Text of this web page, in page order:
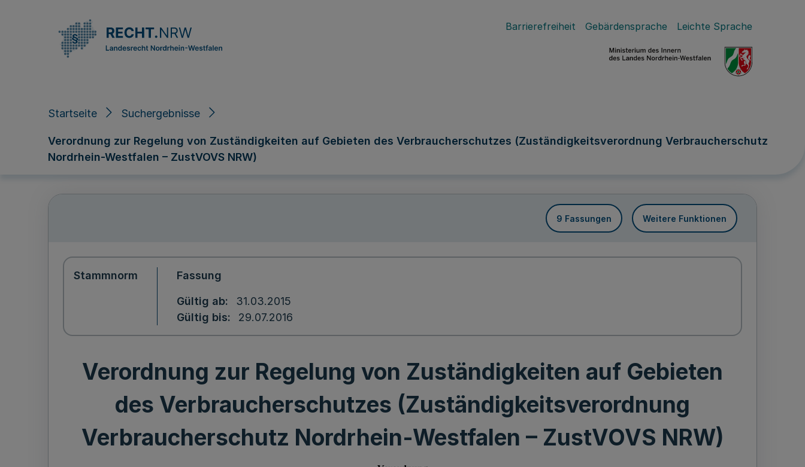
Barrierefreiheit Gebärdensprache Leichte Sprache
Startseite Suchergebnisse
Verordnung zur Regelung von Zuständigkeiten auf Gebieten des Verbraucherschutzes (Zuständigkeitsverordnung Verbraucherschutz
Nordrhein-Westfalen – ZustVOVS NRW)
9 Fassungen Weitere Funktionen
Stammnorm Fassung
Gültig ab
31.03.2015
Gültig bis
29.07.2016
Verordnung zur Regelung von Zuständigkeiten auf Gebieten
des Verbraucherschutzes (Zuständigkeitsverordnung
Verbraucherschutz Nordrhein-Westfalen – ZustVOVS NRW)